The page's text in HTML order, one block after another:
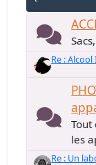
Re :
Tout
les
Re : Un